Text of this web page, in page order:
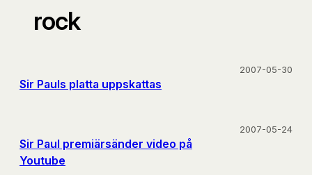
rock
Sir Pauls platta uppskattas
2007-05-30
Sir Paul premiärsänder video på
Youtube
2007-05-24